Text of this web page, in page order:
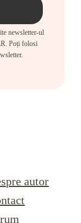
newsletter-ul
Poți folosi
autor